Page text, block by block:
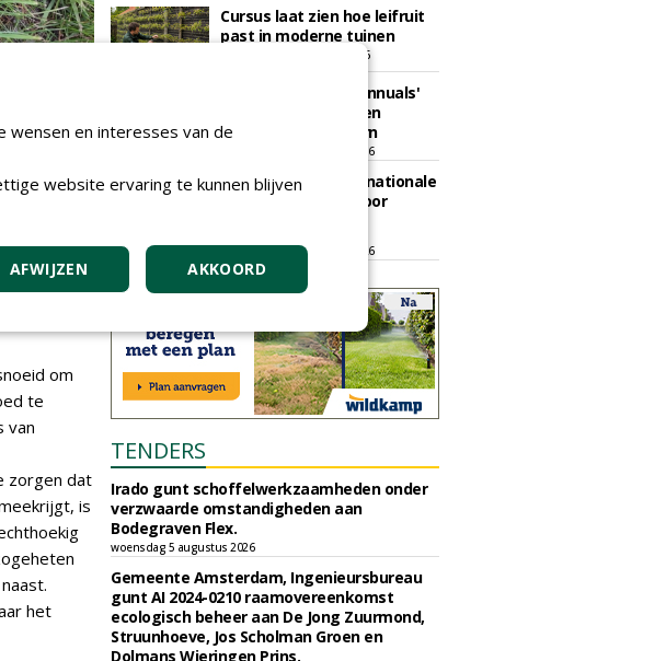
jaar
die deze
wordt de
een
om
te
van
zorgen dat
is
het
Cursus laat zien hoe leifruit
past in moderne tuinen
woensdag 26 augustus 2026
Vakdag 'All About Annuals'
zet eenjarige planten
centraal in Appeltern
donderdag 27 augustus 2026
GaLaBau 2026: internationale
ontmoetingsplek voor
t/m vrijdag 18 september 2026
TENDERS
Irado gunt schoffelwerkzaamheden onder
verzwaarde omstandigheden aan
Bodegraven Flex.
woensdag 5 augustus 2026
Gemeente Amsterdam, Ingenieursbureau
gunt AI 2024-0210 raamovereenkomst
ecologisch beheer aan De Jong Zuurmond,
Struunhoeve, Jos Scholman Groen en
Dolmans Wieringen Prins.
wensen en interesses van de
website ervaring te kunnen blijven
AKKOORD
AFWIJZEN